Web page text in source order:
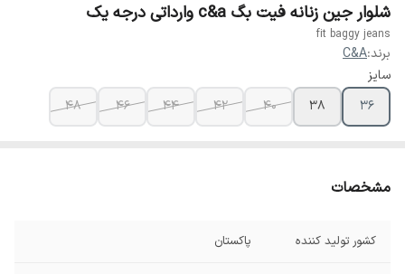
شلوار جین زنانه فیت بگ c&a وارداتی درجه یک
fit baggy jeans
برند:C&A
سایز
۳۶
۳۸ ۴۰ ۴۲ ۴۴ ۴۶ ۴۸
مشخصات
کشور تولید کننده پاکستان